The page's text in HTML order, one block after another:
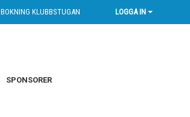
BOKNING KLUBBSTUGAN LOGGA IN
SPONSORER